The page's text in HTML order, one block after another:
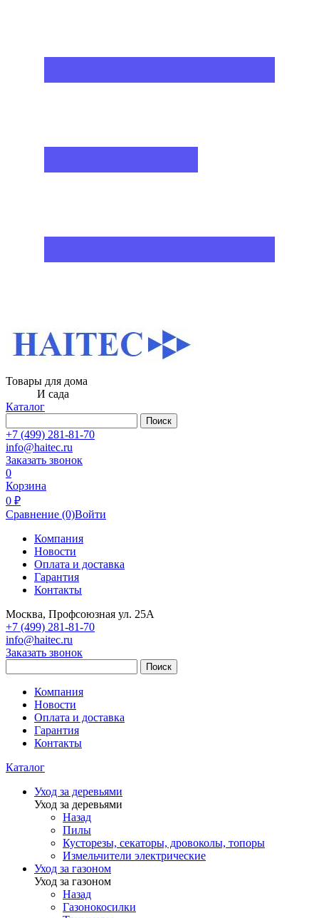
Товары для дома
И сада
Каталог
Поиск
+7 (499) 281-81-70
info@haitec.ru
Заказать звонок
0
Корзина
0 ₽
Сравнение (0)Войти
Компания
Новости
Оплата и доставка
Гарантия
Контакты
Москва, Профсоюзная ул. 25А
+7 (499) 281-81-70
info@haitec.ru
Заказать звонок
Поиск
Компания
Новости
Оплата и доставка
Гарантия
Контакты
Каталог
Уход за деревьями
Уход за деревьями
Назад
Пилы
Кусторезы, секаторы, дровоколы, топоры
Измельчители электрические
Уход за газоном
Уход за газоном
Назад
Газонокосилки